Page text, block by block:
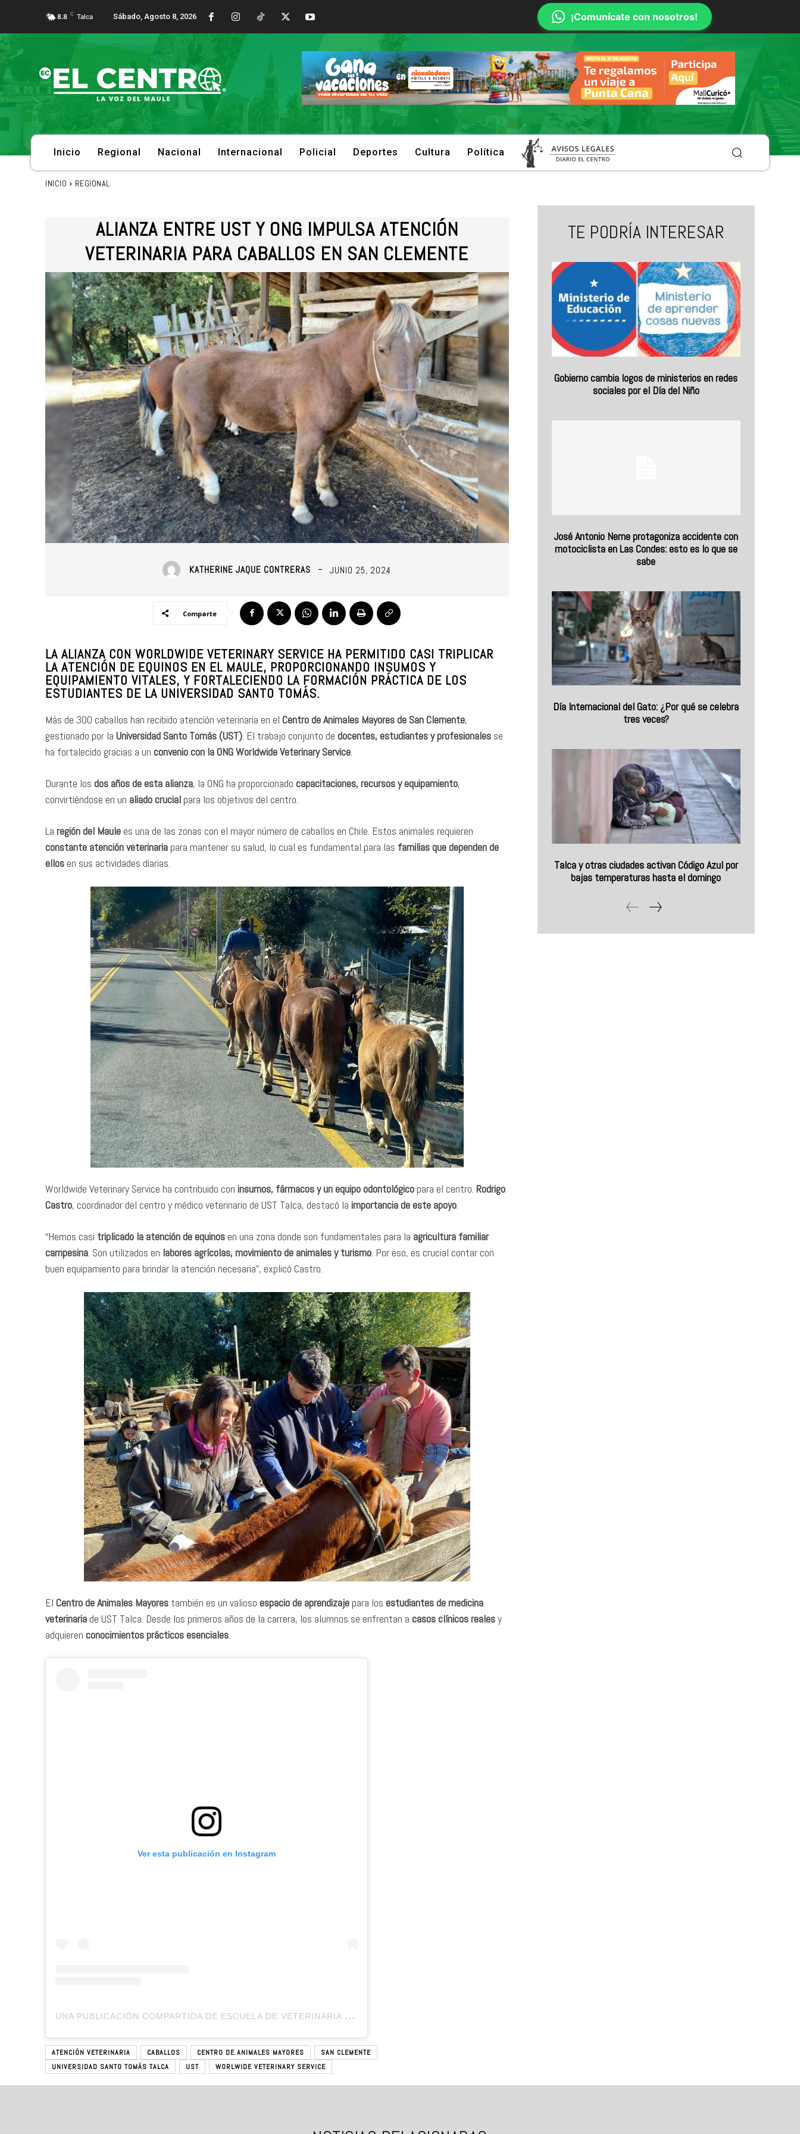
8.8 C Talca Sábado, Agosto 8, 2026 ¡Comunícate con nosotros!
Inicio Regional Nacional Internacional Policial Deportes Cultura Política
INICIO REGIONAL
ALIANZA ENTRE UST Y ONG IMPULSA ATENCIÓN
VETERINARIA PARA CABALLOS EN SAN CLEMENTE
KATHERINE JAQUE CONTRERAS JUNIO 25, 2024
Comparte
LA ALIANZA CON WORLDWIDE VETERINARY SERVICE HA PERMITIDO CASI TRIPLICAR
LA ATENCIÓN DE EQUINOS EN EL MAULE, PROPORCIONANDO INSUMOS Y
EQUIPAMIENTO VITALES, Y FORTALECIENDO LA FORMACIÓN PRÁCTICA DE LOS
ESTUDIANTES DE LA UNIVERSIDAD SANTO TOMÁS.
Más de 300 caballos han recibido atención veterinaria en el Centro de Animales Mayores de San Clemente,
gestionado por la Universidad Santo Tomás (UST). El trabajo conjunto de docentes, estudiantes y profesionales se
ha fortalecido gracias a un convenio con la ONG Worldwide Veterinary Service.
Durante los dos años de esta alianza, la ONG ha proporcionado capacitaciones, recursos y equipamiento,
convirtiéndose en un aliado crucialpara los objetivos del centro.
La región del Maulees una de las zonas con el mayor número de caballos en Chile. Estos animales requieren
constante atención veterinariapara mantener su salud, lo cual es fundamental para las familias que dependen de
ellosen sus actividades diarias.
Worldwide Veterinary Service ha contribuido con insumos, fármacos y un equipo odontológicopara el centro. Rodrigo
Castro, coordinador del centro y médico veterinario de UST Talca, destacó la importancia de este apoyo.
“Hemos casi triplicado la atención de equinosen una zona donde son fundamentales para la agricultura familiar
campesina. Son utilizados en labores agrícolas, movimiento de animales y turismo. Por eso, es crucial contar con
buen equipamiento para brindar la atención necesaria”, explicó Castro.
El Centro de Animales Mayores también es un valioso espacio de aprendizajepara los estudiantes de medicina
veterinariade UST Talca. Desde los primeros años de la carrera, los alumnos se enfrentan a casos clínicos realesy
adquieren conocimientos prácticos esenciales.
Ver esta publicación en Instagram
U
NA PUBLICACIÓN COMPARTIDA DE ESCUELA DE VETERINARIA UST (@VETERINARIAUSTTALCA)
ATENCIÓN VETERINARIA CABALLOS CENTRO DE ANIMALES MAYORES
SAN CLEMENTE
UNIVERSIDAD SANTO TOMÁS TALCA
UST WORLWIDE VETERINARY SERVICE
TE PODRÍA INTERESAR
Gobierno cambia logos de ministerios en redes
sociales por el Día del Niño
José Antonio Neme protagoniza accidente con
motociclista en Las Condes: esto es lo que se
sabe
Día Internacional del Gato: ¿Por qué se celebra
tres veces?
Talca y otras ciudades activan Código Azul por
bajas temperaturas hasta el domingo